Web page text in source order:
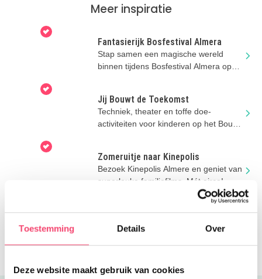
Toestemming Details Over
Deze website maakt gebruik van cookies
Meer inspiratie
Fantasierijk Bosfestival Almera
Stap samen een magische wereld
binnen tijdens Bosfestival Almera op
Jij Bouwt de Toekomst
Techniek, theater en toffe doe-
activiteiten voor kinderen op het Bouw
Zomeruitje naar Kinepolis
Bezoek Kinepolis Almere en geniet van
superleuke familiefilms. Mét airco!
De Strandbende!
Iedere woensdag gratis bouwen,